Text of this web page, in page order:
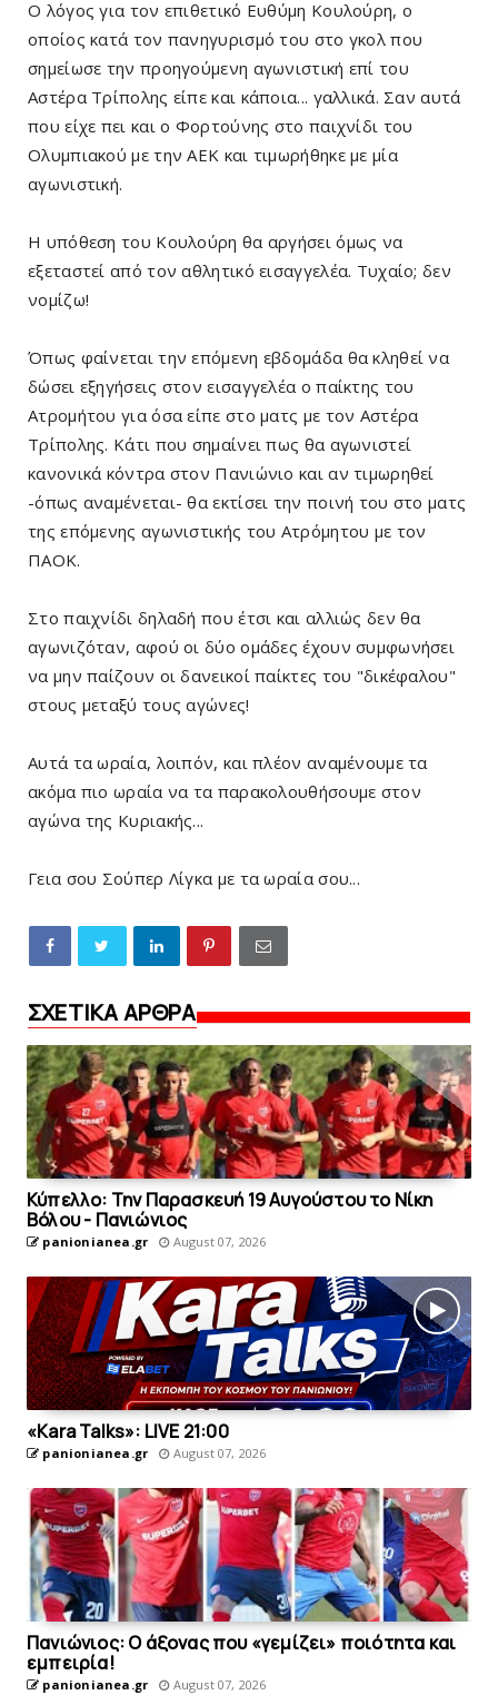
Ο λόγος για τον επιθετικό Ευθύμη Κουλούρη, ο
οποίος κατά τον πανηγυρισμό του στο γκολ που
σημείωσε την προηγούμενη αγωνιστική επί του
Αστέρα Τρίπολης είπε και κάποια... γαλλικά. Σαν αυτά
που είχε πει και ο Φορτούνης στο παιχνίδι του
Ολυμπιακού με την ΑΕΚ και τιμωρήθηκε με μία
αγωνιστική.
Η υπόθεση του Κουλούρη θα αργήσει όμως να
εξεταστεί από τον αθλητικό εισαγγελέα. Τυχαίο; δεν
νομίζω!
Όπως φαίνεται την επόμενη εβδομάδα θα κληθεί να
δώσει εξηγήσεις στον εισαγγελέα ο παίκτης του
Ατρομήτου για όσα είπε στο ματς με τον Αστέρα
Τρίπολης. Κάτι που σημαίνει πως θα αγωνιστεί
κανονικά κόντρα στον Πανιώνιο και αν τιμωρηθεί
-όπως αναμένεται- θα εκτίσει την ποινή του στο ματς
της επόμενης αγωνιστικής του Ατρόμητου με τον
ΠΑΟΚ.
Στο παιχνίδι δηλαδή που έτσι και αλλιώς δεν θα
αγωνιζόταν, αφού οι δύο ομάδες έχουν συμφωνήσει
να μην παίζουν οι δανεικοί παίκτες του "δικέφαλου"
στους μεταξύ τους αγώνες!
Αυτά τα ωραία, λοιπόν, και πλέον αναμένουμε τα
ακόμα πιο ωραία να τα παρακολουθήσουμε στον
αγώνα της Κυριακής...
Γεια σου Σούπερ Λίγκα με τα ωραία σου...
ΣΧΕΤΙΚΑ ΑΡΘΡΑ
Κύπελλο: Την Παρασκευή 19 Αυγούστου το Νίκη
Βόλου - Πανιώνιος
panionianea.gr August 07, 2026
«Kara Talks»: LIVE 21:00
panionianea.gr August 07, 2026
Πανιώνιος: O άξονας που «γεμίζει» ποιότητα και
εμπειρία!
panionianea.gr August 07, 2026